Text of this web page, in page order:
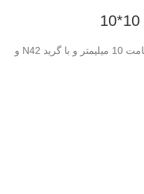
آهنربای نئودیمیوم با قطر 10 میلیمتر و ضخامت 10 میلیمتر و با گرید N42 و